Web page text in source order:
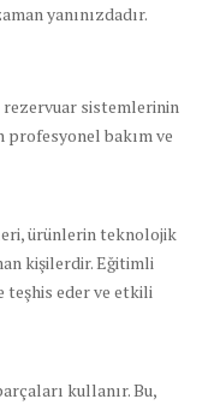
yanınızdadır.
rezervuar sistemlerinin
profesyonel bakım ve
ürünlerin teknolojik
kişilerdir. Eğitimli
teşhis eder ve etkili
kullanır. Bu,